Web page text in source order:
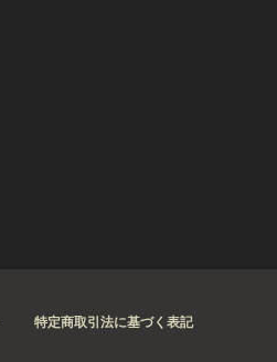
特定商取引法に基づく表記